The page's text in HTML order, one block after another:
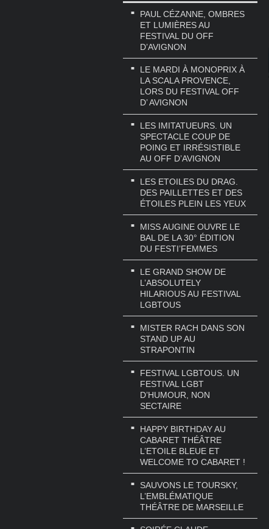
PAUL CÉZANNE, OMBRES
ET LUMIÈRES AU
FESTIVAL DU OFF
D’AVIGNON
LE MARDI À MONOPRIX À
LA SCALA PROVENCE,
LORS DU FESTIVAL OFF
D’ AVIGNON
LES IMITATUEURS. UN
SPECTACLE COUP DE
POING ET IRRÉSISTIBLE
AU OFF D’AVIGNON
LES ETOILES DU DRAG.
DES PAILLETTES ET DES
ÉTOILES PLEIN LES YEUX
MISS AUGINE OUVRE LE
BAL DE LA 30° ÉDITION
DU FESTI’FEMMES
LE GRAND SHOW DE
L’ABSOLUTELY
HILARIOUS AU FESTIVAL
LGBTOUS
MISTER RACH DANS SON
STAND UP AU
STRAPONTIN
FESTIVAL LGBTOUS. UN
FESTIVAL LGBT
D’HUMOUR, NON
SECTAIRE
HAPPY BIRTHDAY AU
CABARET THÉÂTRE
L’ETOILE BLEUE ET
WELCOME TO CABARET !
SAUVONS LE TOURSKY,
L’EMBLÉMATIQUE
THÉÂTRE DE MARSEILLE